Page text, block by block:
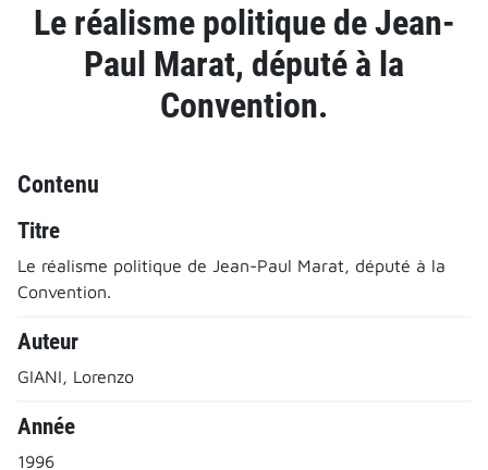
Le réalisme politique de Jean-
Paul Marat, député à la
Convention.
Contenu
Titre
Le réalisme politique de Jean-Paul Marat, député à la
Convention.
Auteur
GIANI, Lorenzo
Année
1996